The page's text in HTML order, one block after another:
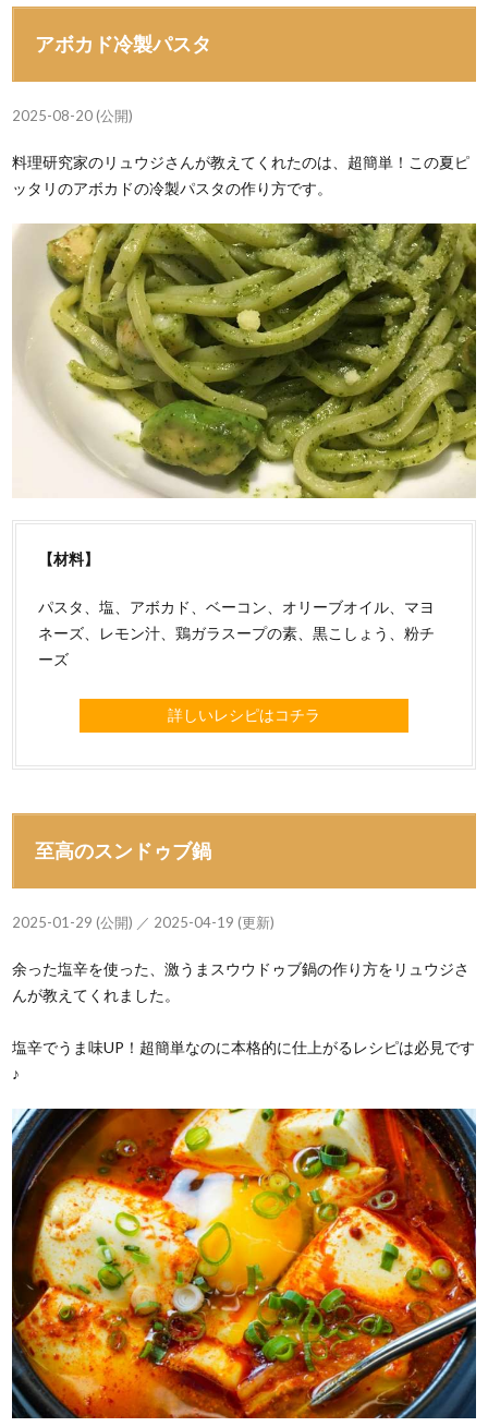
アボカド冷製パスタ
2025-08-20 (公開)
料理研究家のリュウジさんが教えてくれたのは、超簡単！この夏ピ
ッタリのアボカドの冷製パスタの作り方です。
【材料】
パスタ、塩、アボカド、ベーコン、オリーブオイル、マヨ
ネーズ、レモン汁、鶏ガラスープの素、黒こしょう、粉チ
ーズ
詳しいレシピはコチラ
至高のスンドゥブ鍋
2025-01-29 (公開) ／ 2025-04-19 (更新)
余った塩辛を使った、激うまスウウドゥブ鍋の作り方をリュウジさ
んが教えてくれました。
塩辛でうま味UP！超簡単なのに本格的に仕上がるレシピは必見です
♪